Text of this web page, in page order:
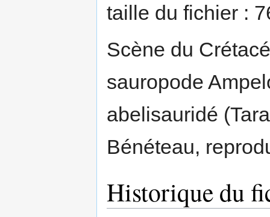
taille du fichier :
Scène du
sauropode
abelisauridé
Bénéteau,
Historique du